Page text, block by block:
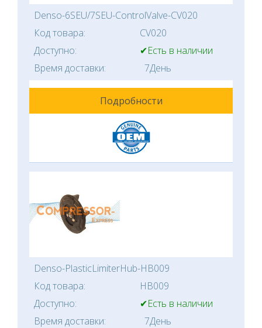
Denso-6SEU/7SEU-ControlValve-CV020
Код товара:
CV020
Доступно:
✔Есть в наличии
Время доставки:
7День
Подробности
Denso-PlasticLimiterHub-HB009
Код товара:
HB009
Доступно:
✔Есть в наличии
Время доставки:
7День